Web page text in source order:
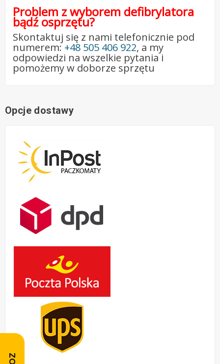
Problem z wyborem defibrylatora
bądź osprzętu?
Skontaktuj się z nami telefonicznie pod
numerem:+48 505 406 922, a my
odpowiedzi na wszelkie pytania i
pomożemy w doborze sprzętu
Opcje dostawy